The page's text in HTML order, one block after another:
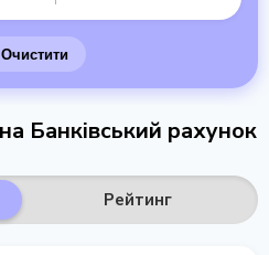
Очистити
Банківський рахунок
Рейтинг